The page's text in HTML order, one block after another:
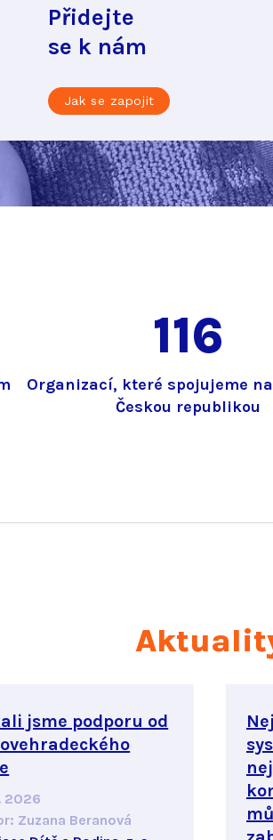
Přidejte
se k nám
Jak se zapojit
116
Organizací, které spojujeme
Českou republikou
jsme podporu od
2026
: Zuzana Beranová